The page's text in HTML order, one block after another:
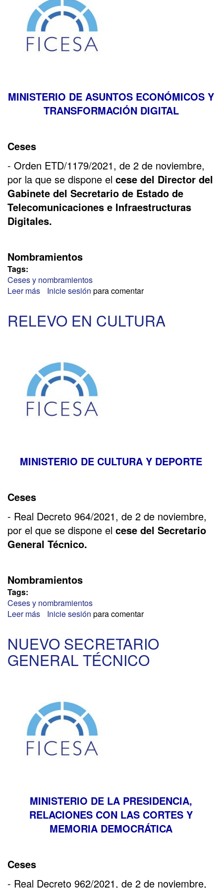
MINISTERIO DE ASUNTOS ECONÓMICOS Y
TRANSFORMACIÓN DIGITAL
Ceses
- Orden ETD/1179/2021, de 2 de noviembre,
por la que se dispone el cese del Director del
Gabinete del Secretario de Estado de
Telecomunicaciones e Infraestructuras
Digitales.
Nombramientos
Tags:
Ceses y nombramientos
Leer más sobre
Inicie sesión para comentar
RELEVO EN CULTURA
MINISTERIO DE CULTURA Y DEPORTE
Ceses
- Real Decreto 964/2021, de 2 de noviembre,
por el que se dispone el cese del Secretario
General Técnico.
Nombramientos
Tags:
Ceses y nombramientos
Leer más sobre
CULTURA
Inicie sesión para comentar
NUEVO SECRETARIO
GENERAL TÉCNICO
MINISTERIO DE LA PRESIDENCIA,
RELACIONES CON LAS CORTES Y
MEMORIA DEMOCRÁTICA
Ceses
- Real Decreto 962/2021, de 2 de noviembre,